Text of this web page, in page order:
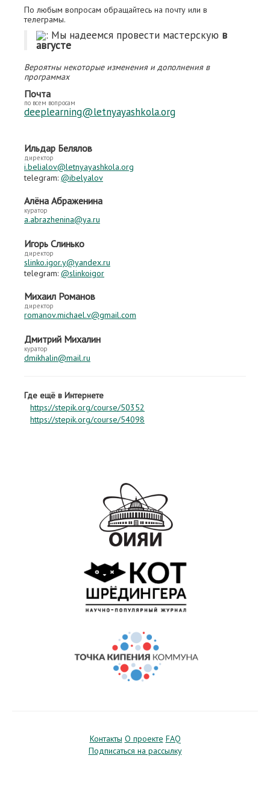
По любым вопросам обращайтесь на почту или в
телеграмы.
: Мы надеемся провести мастерскую в
августе
Вероятны некоторые изменения и дополнения в
программах
Почта
по всем вопросам
deeplearning@letnyayashkola.org
Ильдар Белялов
директор
i.belialov@letnyayashkola.org
telegram: @ibelyalov
Алёна Абраженина
куратор
a.abrazhenina@ya.ru
Игорь Слинько
директор
slinko.igor.y@yandex.ru
telegram: @slinkoigor
Михаил Романов
директор
romanov.michael.v@gmail.com
Дмитрий Михалин
куратор
dmikhalin@mail.ru
Где ещё в Интернете
https://stepik.org/course/50352
https://stepik.org/course/54098
Контакты О проекте FAQ
Подписаться на рассылку